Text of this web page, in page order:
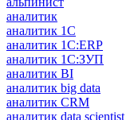
аналитик
аналитик 1C
аналитик 1С:ERP
аналитик 1С:ЗУП
аналитик BI
аналитик big data
аналитик CRM
аналитик data scientist